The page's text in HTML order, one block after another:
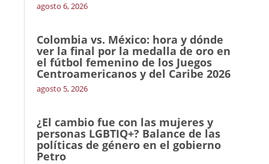
agosto 6, 2026
Colombia vs. México: hora y dónde
ver la final por la medalla de oro en
el fútbol femenino de los Juegos
Centroamericanos y del Caribe 2026
agosto 5, 2026
¿El cambio fue con las mujeres y
personas LGBTIQ+? Balance de las
políticas de género en el gobierno
Petro